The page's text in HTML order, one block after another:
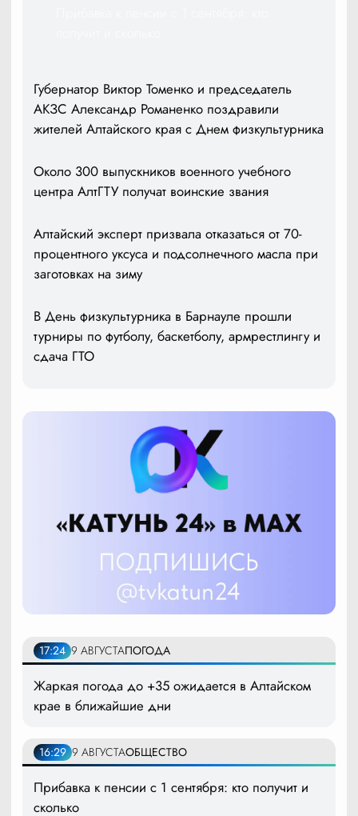
Губернатор Виктор Томенко и председатель
АКЗС Александр Романенко поздравили
жителей Алтайского края с Днем физкультурника
Около 300 выпускников военного учебного
центра АлтГТУ получат воинские звания
Алтайский эксперт призвала отказаться от 70-
процентного уксуса и подсолнечного масла при
заготовках на зиму
В День физкультурника в Барнауле прошли
турниры по футболу, баскетболу, армрестлингу и
сдача ГТО
17:24 9 АВГУСТАПОГОДА
Жаркая погода до +35 ожидается в Алтайском
крае в ближайшие дни
16:29 9 АВГУСТАОБЩЕСТВО
Прибавка к пенсии с 1 сентября: кто получит и
сколько